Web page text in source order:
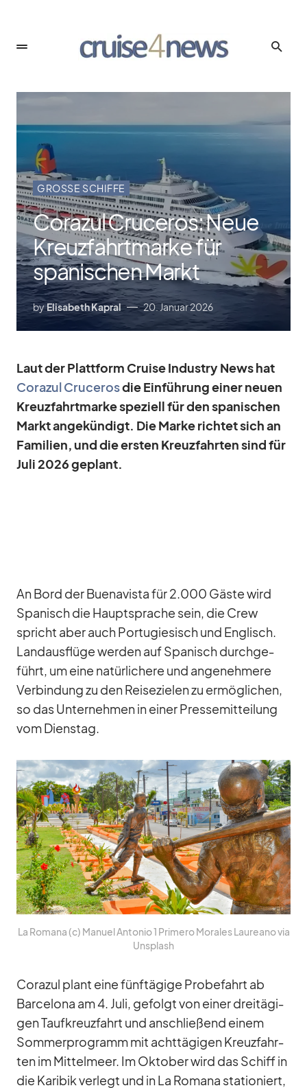
GROSSE SCHIFFE
Corazul Cruceros: Neue
Kreuzfahrtmarke für
spanischen Markt
byElisabeth Kapral 20. Januar 2026
Laut der Platt­form Cruise In­dus­try News hat
Co­ra­zul Cru­ce­rosdie Ein­füh­rung ei­ner neuen
Kreuz­fahrt­marke spe­zi­ell für den spa­ni­schen
Markt an­ge­kün­digt. Die Marke rich­tet sich an
Fa­mi­lien, und die ers­ten Kreuz­fahr­ten sind für
Juli 2026 ge­plant.
An Bord der Buena­vista für 2.000 Gäste wird
Spa­nisch die Haupt­spra­che sein, die Crew
spricht aber auch Por­tu­gie­sisch und Eng­lisch.
Land­aus­flüge wer­den auf Spa­nisch durch­ge­
führt, um eine na­tür­li­chere und an­ge­neh­mere
Ver­bin­dung zu den Rei­se­zie­len zu er­mög­li­chen,
so das Un­ter­neh­men in ei­ner Pres­se­mit­tei­lung
vom Diens­tag.
La Ro­mana (c) Ma­nuel An­to­nio 1 Pri­mero Mo­ra­les Lau­re­ano via
Un­s­plash
Co­ra­zul plant eine fünf­tä­gige Pro­be­fahrt ab
Bar­ce­lona am 4. Juli, ge­folgt von ei­ner drei­tä­gi­
gen Tauf­kreuz­fahrt und an­schlie­ßend ei­nem
Som­mer­pro­gramm mit acht­tä­gi­gen Kreuz­fahr­
ten im Mit­tel­meer. Im Ok­to­ber wird das Schiff in
die Ka­ri­bik ver­legt und in La Ro­mana sta­tio­niert,